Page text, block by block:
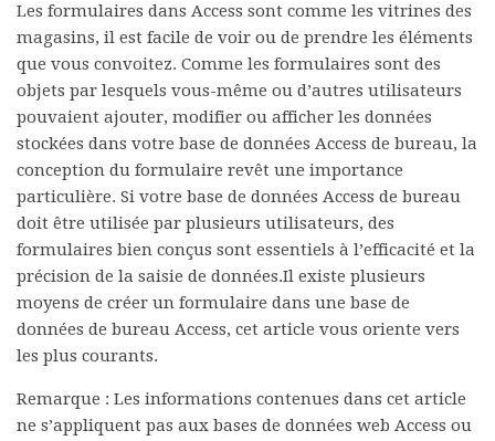
Les formulaires dans Access sont comme les vitrines des
magasins, il est facile de voir ou de prendre les éléments
que vous convoitez. Comme les formulaires sont des
objets par lesquels vous-même ou d’autres utilisateurs
pouvaient ajouter, modifier ou afficher les données
stockées dans votre base de données Access de bureau, la
conception du formulaire revêt une importance
particulière. Si votre base de données Access de bureau
doit être utilisée par plusieurs utilisateurs, des
formulaires bien conçus sont essentiels à l’efficacité et la
précision de la saisie de données.Il existe plusieurs
moyens de créer un formulaire dans une base de
données de bureau Access, cet article vous oriente vers
les plus courants.
Remarque : Les informations contenues dans cet article
ne s’appliquent pas aux bases de données web Access ou